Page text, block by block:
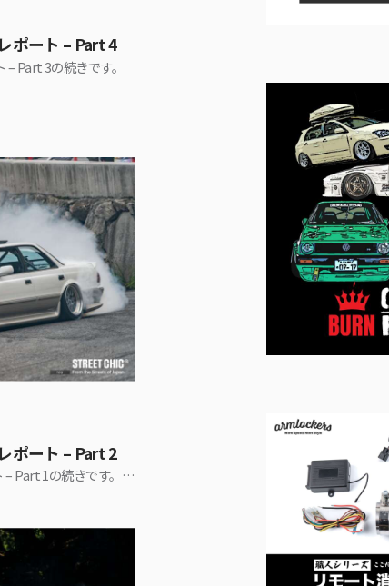
ポート – Part 4
Part 3の続きです。
ポート – Part 2
– Part 1の続きです。…